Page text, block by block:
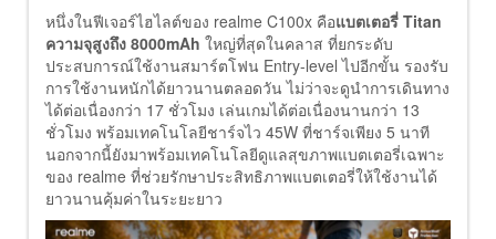
หนึ่งในฟีเจอร์ไฮไลต์ของ realme C100x คือแบตเตอรี่ Titan
ความจุสูงถึง 8000mAh ใหญ่ที่สุดในคลาส ที่ยกระดับ
ประสบการณ์ใช้งานสมาร์ตโฟน Entry-level ไปอีกขั้น รองรับ
การใช้งานหนักได้ยาวนานตลอดวัน ไม่ว่าจะดูนำการเดินทาง
ได้ต่อเนื่องกว่า 17 ชั่วโมง เล่นเกมได้ต่อเนื่องนานกว่า 13
ชั่วโมง พร้อมเทคโนโลยีชาร์จไว 45W ที่ชาร์จเพียง 5 นาที
นอกจากนี้ยังมาพร้อมเทคโนโลยีดูแลสุขภาพแบตเตอรี่เฉพาะ
ของ realme ที่ช่วยรักษาประสิทธิภาพแบตเตอรี่ให้ใช้งานได้
ยาวนานคุ้มค่าในระยะยาว